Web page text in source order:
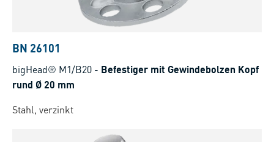
BN 26101
bigHead® M1/B20 - Befestiger mit Gewindebolzen Kopf
rund Ø 20 mm
Stahl, verzinkt